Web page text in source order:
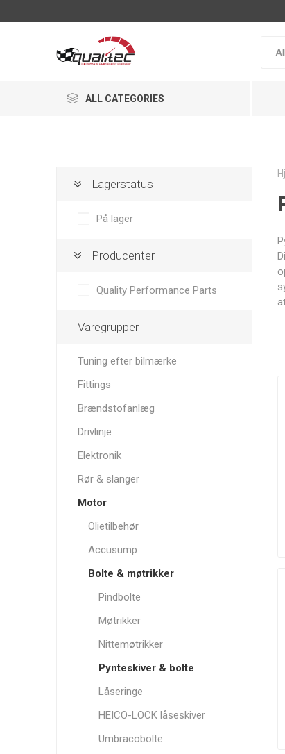
ALL CATEGORIES
MaxxECU
Darton
GoldLine
K&N
K1
Lagerstatus
På lager
Producenter
Quality Performance Parts
Varegrupper
Tuning efter bilmærke
Fittings
Brændstofanlæg
Drivlinje
Elektronik
Rør & slanger
Motor
Olietilbehør
Accusump
Bolte & møtrikker
Pindbolte
Møtrikker
Nittemøtrikker
Pynteskiver & bolte
Låseringe
HEICO-LOCK låseskiver
Umbracobolte